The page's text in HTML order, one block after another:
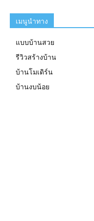
เมนูนำทาง
แบบบ้านสวย
รีวิวสร้างบ้าน
บ้านโมเดิร์น
บ้านงบน้อย